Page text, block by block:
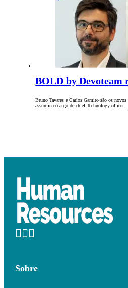
BOLD by Devoteam
Bruno Tavares e Carlos Gamito são os
assumiu o cargo de chief Technology officer…
Sobre